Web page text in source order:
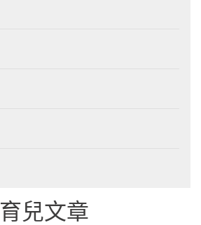
育兒文章